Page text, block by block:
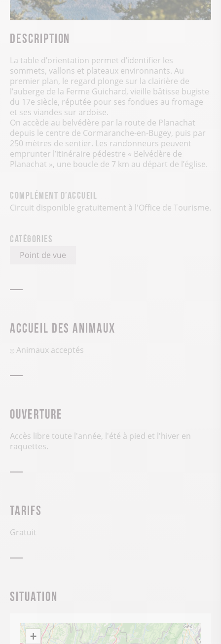
Description
La table d’orientation permet d’identifier les
sommets, vallons et plateaux environnants. Au
premier plan, le regard plonge sur la clairière de
l’auberge de la Ferme Guichard, vieille bâtisse bugiste
du 17e siècle, réputée pour ses fondues au fromage
et ses viandes sur ardoise.
On accède au belvédère par la route de Planachat
depuis le centre de Cormaranche-en-Bugey, puis par
250 mètres de sentier. Les randonneurs peuvent
emprunter l’itinéraire pédestre « Belvédère de
Planachat », une boucle de 7 km au départ de l’église.
Complément d’accueil
Circuit disponible gratuitement à l'Office de Tourisme.
Catégories
Point de vue
Accueil des animaux
Animaux acceptés
Ouverture
Accès libre toute l'année, l'été à pied et l'hiver en
raquettes.
Tarifs
Gratuit
Situation
+